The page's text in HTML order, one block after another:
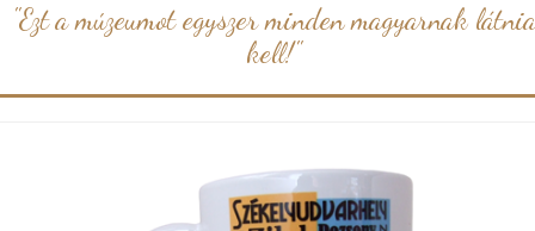
"Ezt a múzeumot egyszer minden magyarnak látnia
kell!"